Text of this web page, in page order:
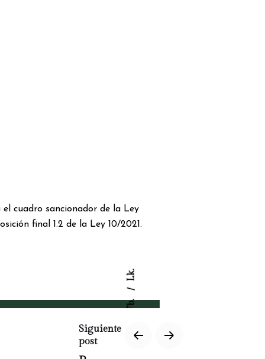
Síguenos
Fb.
Lk.
cuadro sancionador de la Ley
final 1.2 de la Ley 10/2021.
Siguiente
post